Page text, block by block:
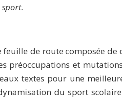
sport.
de route composée
préoccupations et
textes pour une
du sport